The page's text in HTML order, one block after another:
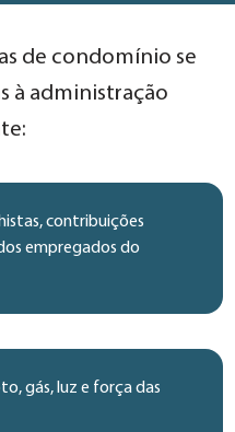
de condomínio se
à administração
contribuições
empregados do
gás, luz e força das